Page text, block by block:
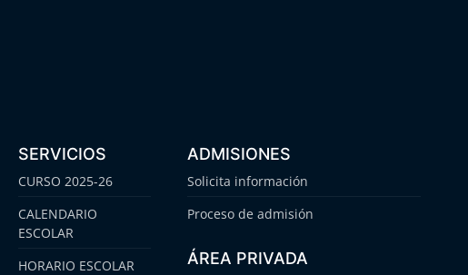
SERVICIOS
CURSO 2025-26
CALENDARIO
ESCOLAR
HORARIO ESCOLAR
ADMISIONES
Solicita información
Proceso de admisión
ÁREA PRIVADA